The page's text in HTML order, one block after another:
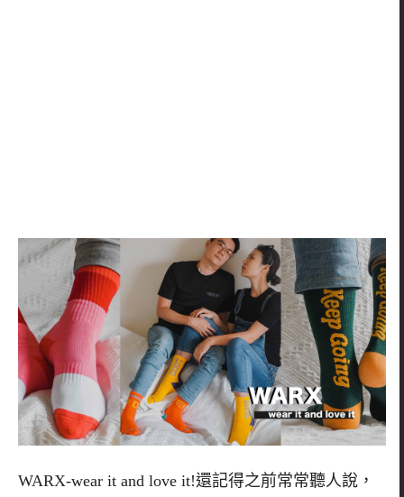
WARX-wear it and love it!還記得之前常常聽人說，